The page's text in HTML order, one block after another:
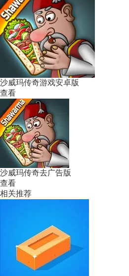
沙威玛传奇游戏安卓版
查看
沙威玛传奇去广告版
查看
相关推荐